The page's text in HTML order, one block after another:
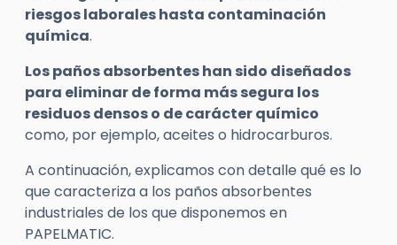
riesgos laborales hasta contaminación
química.
Los paños absorbentes han sido diseñados
para eliminar de forma más segura los
residuos densos o de carácter químico
como, por ejemplo, aceites o hidrocarburos.
A continuación, explicamos con detalle qué es lo
que caracteriza a los paños absorbentes
industriales de los que disponemos en
PAPELMATIC.